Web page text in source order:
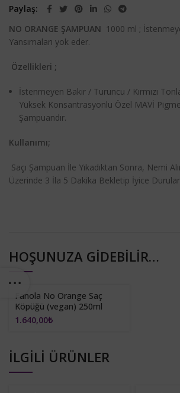
Paylaş
NO ORANGE ŞAMPUAN 1000 ml ;
Yansımaları yok eder.
Özellikleri ;
İstenmeyen Bakır / Turuncu / Kırmızı
Yüksek Konsantrasyonlu Özel MAVİ
Şampuandır.
Kullanımı;
Saçı Şampuan İle Yıkadıktan Sonra, Nemi
Üzerinde 3 İla 5 Dakika Bekletip İyice
HOŞUNUZA GIDEBILIR…
YENI
Fanola No Orange Saç
Köpüğü (vegan) 250ml
1.640,00₺
İLGILI ÜRÜNLER